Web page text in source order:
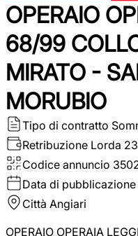
OPERAIO
68/99
MIRATO -
MORUBIO
Tipo di contratto
Retribuzione Lorda
Codice annuncio
Data di pubblicazione
Città Angiari
OPERAIO OPERAIA